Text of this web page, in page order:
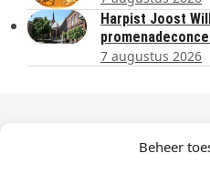
Beheer
Harpist Joost
7 augustus 2026
Dagelijks het